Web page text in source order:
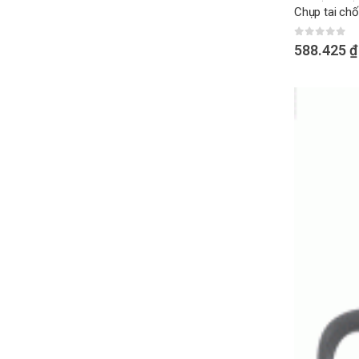
Chụp tai
0 out of 5
588.425₫